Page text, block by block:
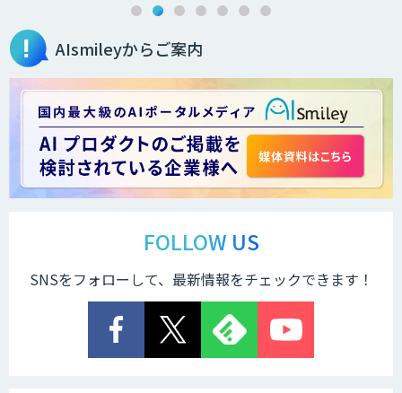
AIsmileyからご案内
FOLLOW US
SNSをフォローして、最新情報をチェックできます！